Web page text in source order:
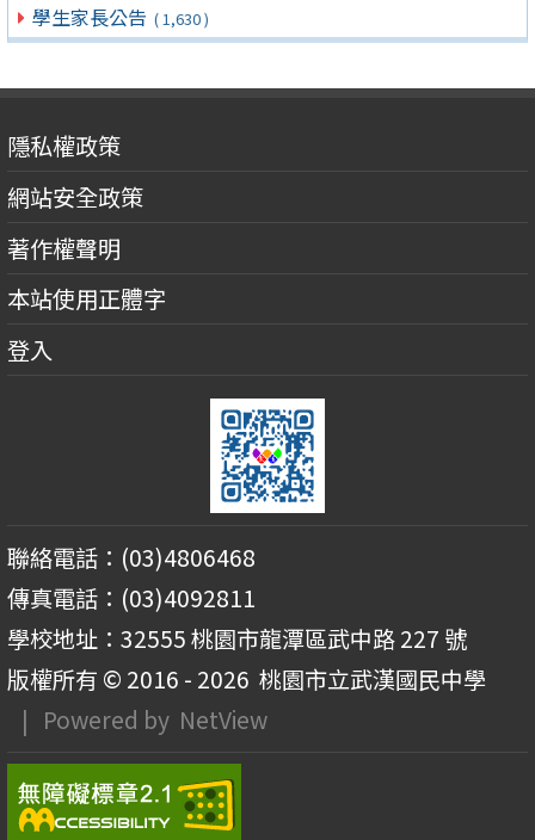
學生家長公告 ( 1,630 )
隱私權政策
網站安全政策
著作權聲明
本站使用正體字
登入
聯絡電話：(03)4806468
傳真電話：(03)4092811
學校地址：32555 桃園市龍潭區武中路 227 號
版權所有 © 2016 - 2026 桃園市立武漢國民中學
| Powered by NetView